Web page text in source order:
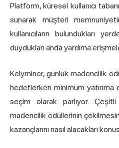
Platform, küresel kullanıcı
sunarak müşteri
kullanıcıların bulundukları
duydukları anda yardıma
Kelyminer, günlük madencilik
hedeflerken minimum
seçim olarak parlıyor.
madencilik ödüllerinin
kazançlarını nasıl alacakları